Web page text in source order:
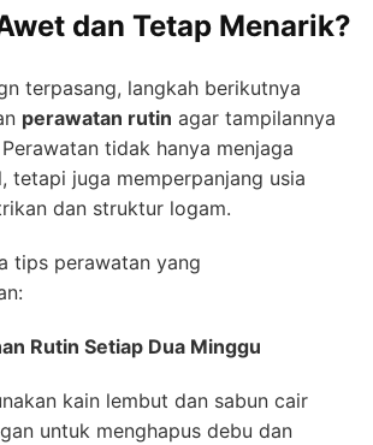
dan Tetap Menarik?
terpasang, langkah berikutnya
perawatan rutin agar tampilannya
tidak hanya menjaga
tetapi juga memperpanjang usia
dan struktur logam.
tips perawatan yang
Rutin Setiap Dua Minggu
kain lembut dan sabun cair
untuk menghapus debu dan